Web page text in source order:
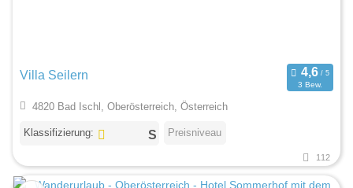
Villa Seilern
3 Bew.
4820 Bad Ischl, Oberösterreich, Österreich
Klassifizierung: Preisniveau
112